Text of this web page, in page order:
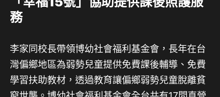
務
李家同校長帶領博幼社會福利基金會，長年在台
灣偏鄉地區為弱勢兒童提供免費課後輔導、免費
學習扶助教材，透過教育讓偏鄉弱勢兒童脫離貧